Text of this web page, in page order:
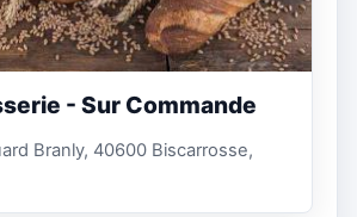
- Sur Commande
Branly, 40600 Biscarrosse,